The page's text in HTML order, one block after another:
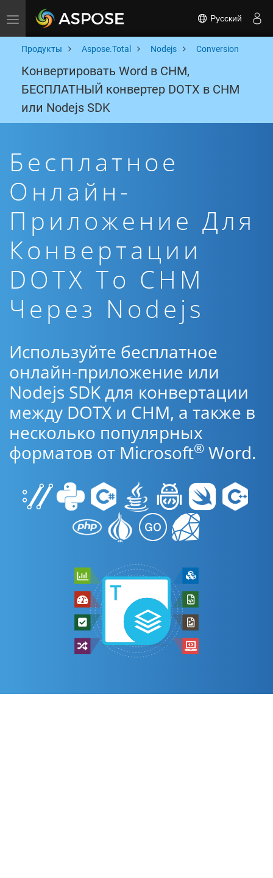
Toggle navigation Русский
Продукты Aspose.Total Nodejs Conversion
Конвертировать Word в CHM,
БЕСПЛАТНЫЙ конвертер DOTX в CHM
или Nodejs SDK
Бесплатное
Онлайн-
Приложение Для
Конвертации
DOTX To CHM
Через Nodejs
Используйте бесплатное
онлайн-приложение или
Nodejs SDK для конвертации
между DOTX и CHM, а также в
несколько популярных
форматов от Microsoft® Word.